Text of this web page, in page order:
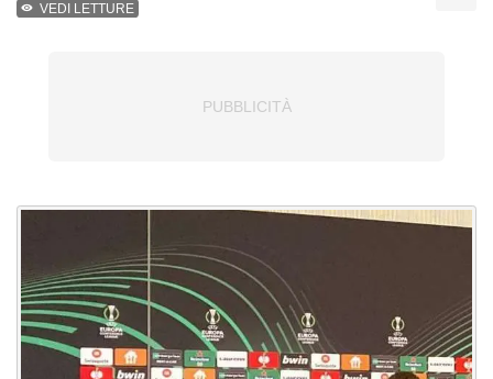
VEDI LETTURE